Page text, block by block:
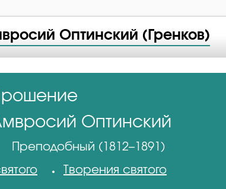
Оптинский (Гренков)
(Гренков)
Оптинский
Преподобный (1812–1891)
Творения святого